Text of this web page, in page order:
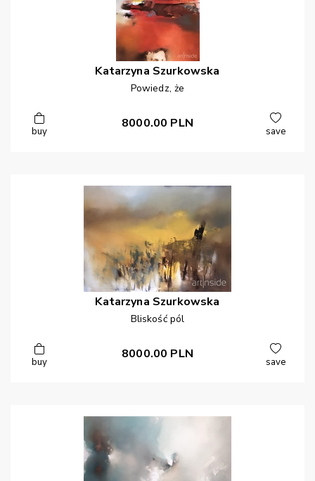
Katarzyna Szurkowska
Powiedz, że
buy
8000.00 PLN
save
Katarzyna Szurkowska
Bliskość pól
buy
8000.00 PLN
save